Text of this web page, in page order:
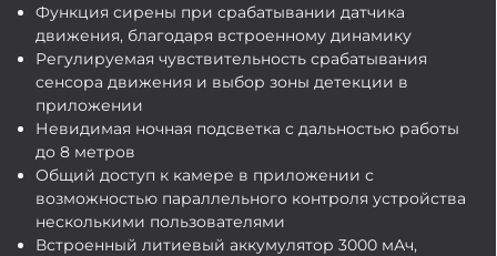
Функция сирены при срабатывании датчика
движения, благодаря встроенному динамику
Регулируемая чувствительность срабатывания
сенсора движения и выбор зоны детекции в
приложении
Невидимая ночная подсветка с дальностью работы
до 8 метров
Общий доступ к камере в приложении с
возможностью параллельного контроля устройства
несколькими пользователями
Встроенный литиевый аккумулятор 3000 мАч,